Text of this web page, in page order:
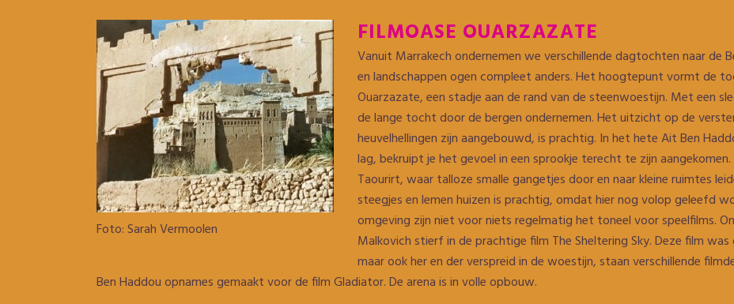
Foto: Sarah Vermoolen
FILMOASE OUARZAZATE
Vanuit Marrakech ondernemen we verschillende dagtochten naar de
en landschappen ogen compleet anders. Het hoogtepunt vormt de
Ouarzazate, een stadje aan de rand van de steenwoestijn. Met een
de lange tocht door de bergen ondernemen. Het uitzicht op de
heuvelhellingen zijn aangebouwd, is prachtig. In het hete Ait Ben
lag, bekruipt je het gevoel in een sprookje terecht te zijn
Taourirt, waar talloze smalle gangetjes door en naar kleine ruimtes
steegjes en lemen huizen is prachtig, omdat hier nog volop geleefd
omgeving zijn niet voor niets regelmatig het toneel voor speelfilms.
Malkovich stierf in de prachtige film The Sheltering Sky. Deze film
maar ook her en der verspreid in de woestijn, staan verschillende
Ben Haddou opnames gemaakt voor de film Gladiator. De arena is in volle opbouw.